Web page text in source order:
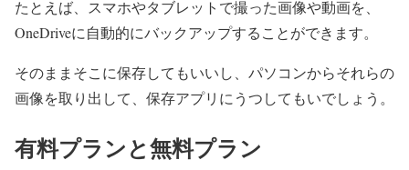
たとえば、スマホやタブレットで撮った画像や動画を、
OneDriveに自動的にバックアップすることができます。
そのままそこに保存してもいいし、パソコンからそれらの
画像を取り出して、保存アプリにうつしてもいでしょう。
有料プランと無料プラン